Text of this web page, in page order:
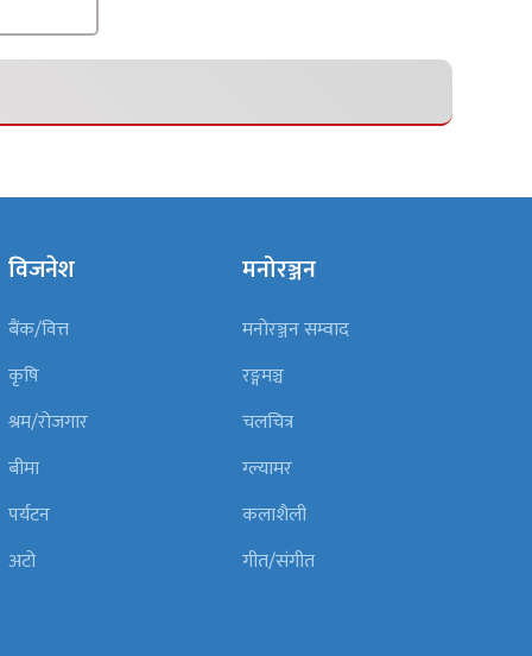
विजनेश
बैंक/वित्त
कृषि
श्रम/रोजगार
बीमा
पर्यटन
अटो
मनोरञ्जन
मनोरञ्जन सम्वाद
रङ्गमञ्च
चलचित्र
ग्ल्यामर
कलाशैली
गीत/संगीत